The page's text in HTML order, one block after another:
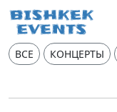
ВСЕ КОНЦЕРТЫ